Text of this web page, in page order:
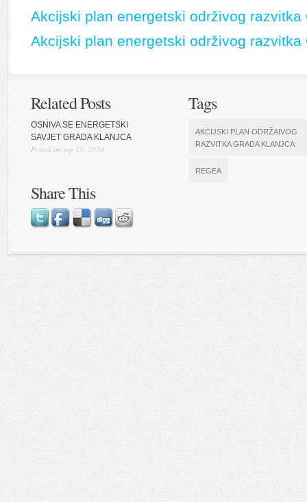
Akcijski plan energetski održivog razvitka
Akcijski plan energetski održivog razvitka
Related Posts
OSNIVA SE ENERGETSKI
SAVJET GRADA KLANJCA
Posted on srp 13, 2010
Tags
AKCIJSKI PLAN ODRŽAIVOG
RAZVITKA GRADA KLANJCA
REGEA
Share This